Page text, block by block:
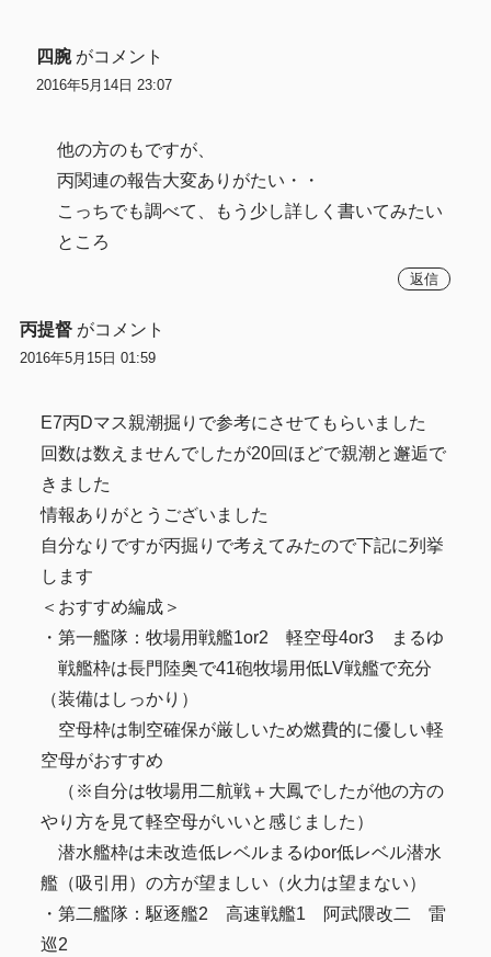
四腕 がコメント
2016年5月14日 23:07
他の方のもですが、
丙関連の報告大変ありがたい・・
こっちでも調べて、もう少し詳しく書いてみたい
ところ
返信
丙提督 がコメント
2016年5月15日 01:59
E7丙Dマス親潮掘りで参考にさせてもらいました
回数は数えませんでしたが20回ほどで親潮と邂逅で
きました
情報ありがとうございました
自分なりですが丙掘りで考えてみたので下記に列挙
します
＜おすすめ編成＞
・第一艦隊：牧場用戦艦1or2 軽空母4or3 まるゆ
戦艦枠は長門陸奥で41砲牧場用低LV戦艦で充分
（装備はしっかり）
空母枠は制空確保が厳しいため燃費的に優しい軽
空母がおすすめ
（※自分は牧場用二航戦＋大鳳でしたが他の方の
やり方を見て軽空母がいいと感じました）
潜水艦枠は未改造低レベルまるゆor低レベル潜水
艦（吸引用）の方が望ましい（火力は望まない）
・第二艦隊：駆逐艦2 高速戦艦1 阿武隈改二 雷
巡2